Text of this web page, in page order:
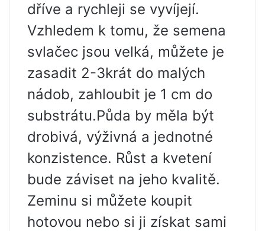
dříve a rychleji se vyvíjejí.
Vzhledem k tomu, že semena
svlačec jsou velká, můžete je
zasadit 2-3krát do malých
nádob, zahloubit je 1 cm do
substrátu.Půda by měla být
drobivá, výživná a jednotné
konzistence. Růst a kvetení
bude záviset na jeho kvalitě.
Zeminu si můžete koupit
hotovou nebo si ji získat sami